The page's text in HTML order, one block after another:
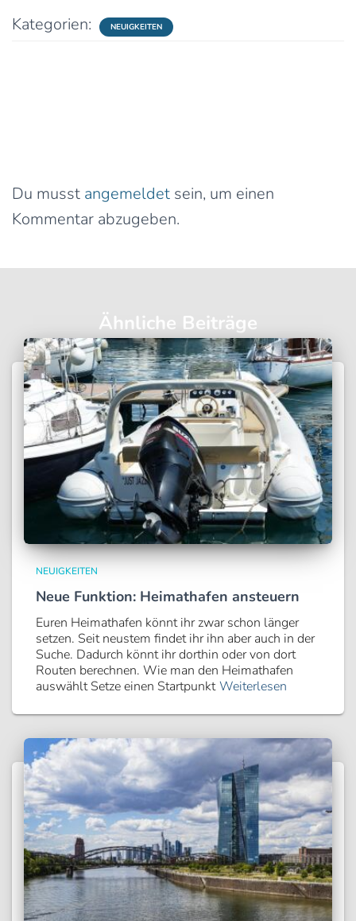
Kategorien: NEUIGKEITEN
Du musst angemeldet sein, um einen
Kommentar abzugeben.
Ähnliche Beiträge
NEUIGKEITEN
Neue Funktion: Heimathafen ansteuern
Euren Heimathafen könnt ihr zwar schon länger
setzen. Seit neustem findet ihr ihn aber auch in der
Suche. Dadurch könnt ihr dorthin oder von dort
Routen berechnen. Wie man den Heimathafen
auswählt Setze einen Startpunkt Weiterlesen